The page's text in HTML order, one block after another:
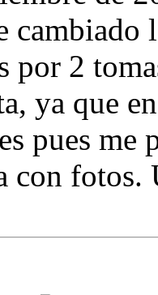
cambiado
por 2
ya que
pues me
con fotos.